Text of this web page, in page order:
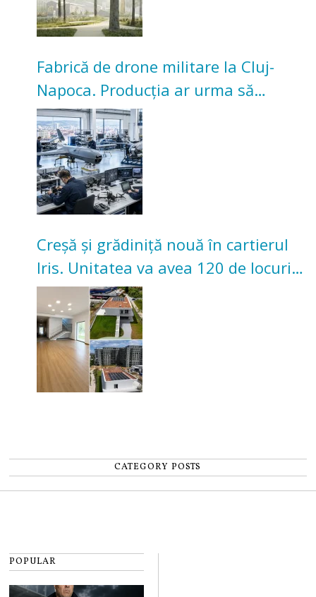
Fabrică de drone militare la Cluj-
Napoca. Producția ar urma să
înceapă în toamna acestui an
Creșă și grădiniță nouă în cartierul
Iris. Unitatea va avea 120 de locuri
pentru copii
CATEGORY POSTS
POPULAR